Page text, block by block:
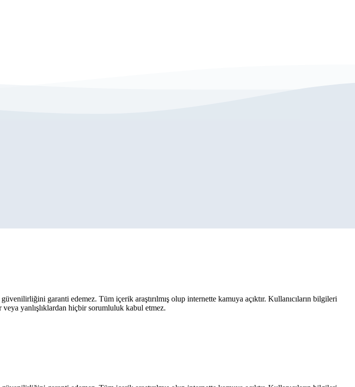
garanti edemez. Tüm içerik araştırılmış olup internette kamuya açıktır. Kullanıcıların bilgileri
yanlışlıklardan hiçbir sorumluluk kabul etmez.